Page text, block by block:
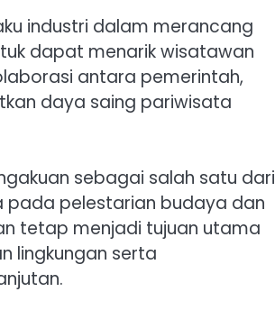
industri dalam merancang
dapat menarik wisatawan
antara pemerintah,
daya saing pariwisata
sebagai salah satu dari
pada pelestarian budaya dan
tetap menjadi tujuan utama
lingkungan serta